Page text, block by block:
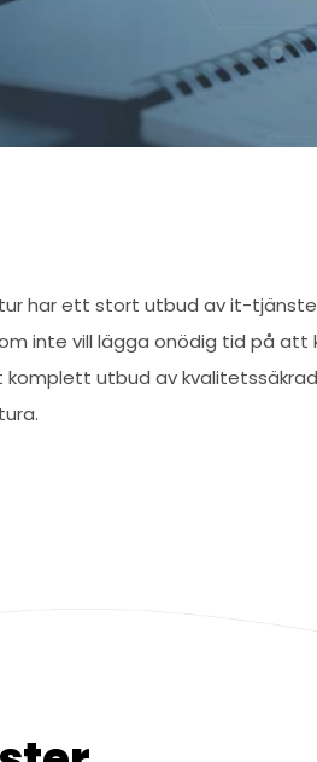
har ett stort utbud av it-
inte vill lägga onödig tid på att
komplett utbud av